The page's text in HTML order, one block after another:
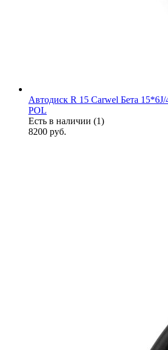
Автодиск R 15 Carwel Бета
POL
Есть в наличии (1)
8200 руб.